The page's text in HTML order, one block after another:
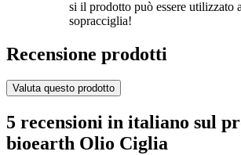
si il prodotto può essere utilizzato
sopracciglia!
Recensione prodotti
Valuta questo prodotto
5 recensioni in italiano sul
bioearth Olio Ciglia